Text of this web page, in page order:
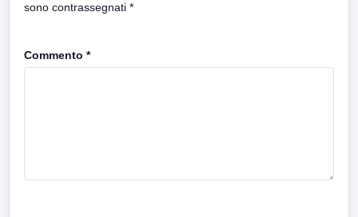
sono contrassegnati *
Commento *